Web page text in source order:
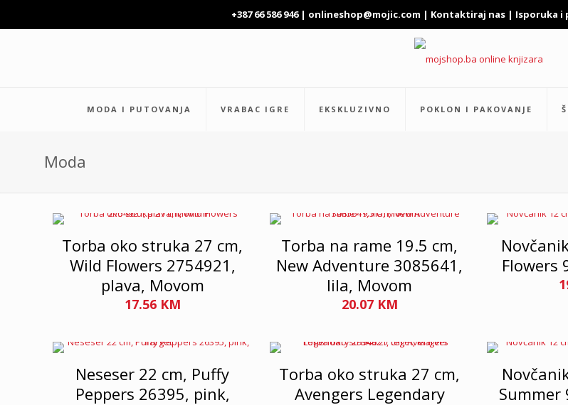
+387 66 586 946 | onlineshop@mojic.com | Kontaktiraj nas | Isporuka i
MODA I PUTOVANJA VRABAC IGRE EKSKLUZIVNO POKLON I PAKOVANJE
Moda
Torba oko struka 27 cm,
Wild Flowers 2754921,
plava, Movom
17.56 KM
Torba na rame 19.5 cm,
New Adventure 3085641,
lila, Movom
20.07 KM
Flowers
Neseser 22 cm, Puffy
Peppers 26395, pink,
Torba oko struka 27 cm,
Avengers Legendary
Summer